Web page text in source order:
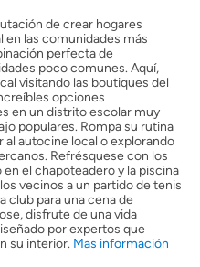
de crear hogares
en las comunidades más
perfecta de
poco comunes. Aquí,
visitando las boutiques del
opciones
en un distrito escolar muy
populares. Rompa su rutina
autocine local o explorando
Refrésquese con los
el chapoteadero y la piscina
vecinos a un partido de tenis
club para una cena de
disfrute de una vida
por expertos que
su interior. Mas información